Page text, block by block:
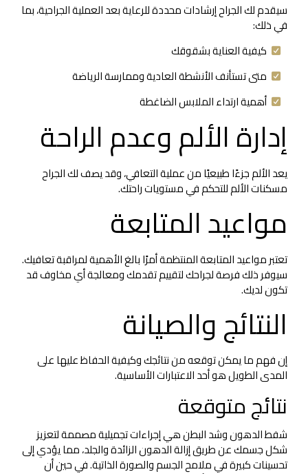
سيقدم لك الجراح إرشادات محددة للرعاية بعد العملية الجراحية، بما
في ذلك:
كيفية العناية بشقوقك
متى تستأنف الأنشطة العادية وممارسة الرياضة
أهمية ارتداء الملابس الضاغطة
إدارة الألم وعدم الراحة
يعد الألم جزءًا طبيعيًا من عملية التعافي، وقد يصف لك الجراح
مسكنات الألم للتحكم في مستويات راحتك.
مواعيد المتابعة
تعتبر مواعيد المتابعة المنتظمة أمرًا بالغ الأهمية لمراقبة تعافيك.
سيوفر ذلك فرصة لجراحك لتقييم تقدمك ومعالجة أي مخاوف قد
تكون لديك.
النتائج والصيانة
إن فهم ما يمكن توقعه من نتائجك وكيفية الحفاظ عليها على
المدى الطويل هو أحد الاعتبارات الأساسية.
نتائج متوقعة
شفط الدهون وشد البطن هي إجراءات تجميلية مصممة لتعزيز
شكل جسمك عن طريق إزالة الدهون الزائدة والجلد، مما يؤدي إلى
تحسينات كبيرة في ملامح الجسم والصورة الذاتية. في حين أن